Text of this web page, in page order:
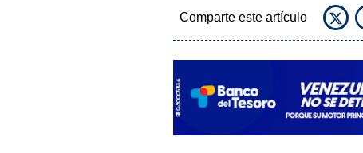
Comparte este artículo